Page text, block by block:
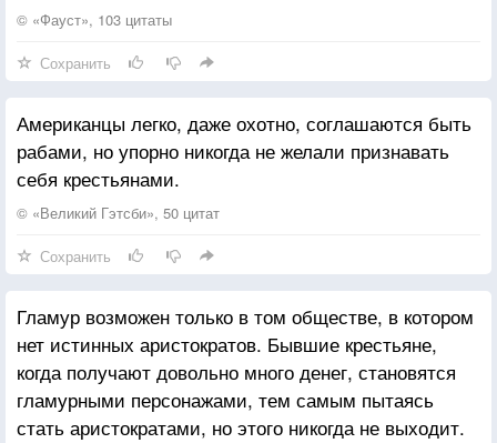
© «Фауст», 103 цитаты
Сохранить
Американцы легко, даже охотно, соглашаются быть
рабами, но упорно никогда не желали признавать
себя крестьянами.
© «Великий Гэтсби», 50 цитат
Сохранить
Гламур возможен только в том обществе, в котором
нет истинных аристократов. Бывшие крестьяне,
когда получают довольно много денег, становятся
гламурными персонажами, тем самым пытаясь
стать аристократами, но этого никогда не выходит.